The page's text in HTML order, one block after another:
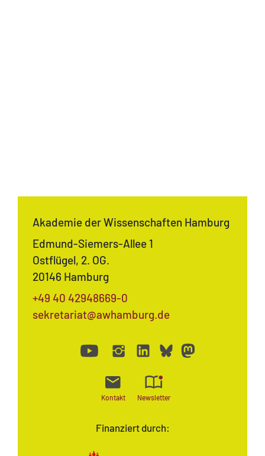
Finanziert durch:
Akademie der Wissenschaften Hamburg
Edmund-Siemers-Allee 1
Ostflügel, 2. OG.
20146 Hamburg
+49 40 42948669-0
sekretariat@awhamburg.de
Kontakt Newsletter